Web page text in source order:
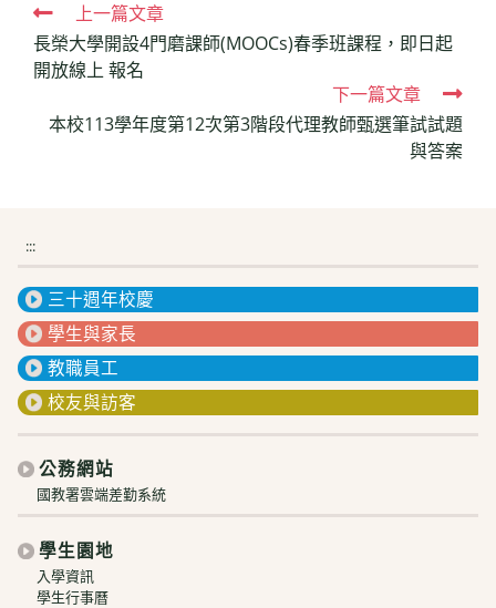
Read
more
articles
上一篇文章
長榮大學開設4門磨課師(MOOCs)春季班課程，即日起
開放線上 報名
下一篇文章
本校113學年度第12次第3階段代理教師甄選筆試試題
與答案
:::
三十週年校慶
學生與家長
教職員工
校友與訪客
公務網站
國教署雲端差勤系統
學生園地
入學資訊
學生行事曆